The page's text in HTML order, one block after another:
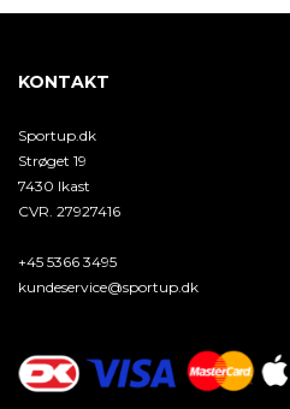
KONTAKT
Sportup.dk
Strøget 19
7430 Ikast
CVR. 27927416
+45 5366 3495
kundeservice@sportup.dk